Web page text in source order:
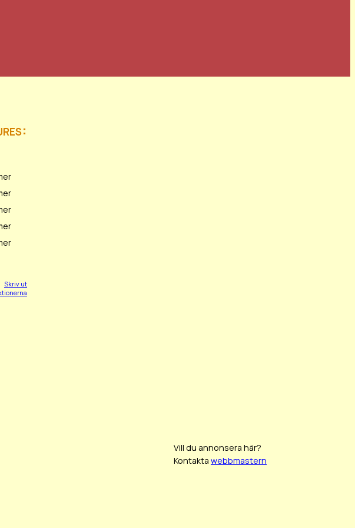
Skriv ut
Vill du annonsera här?
Kontakta webbmastern